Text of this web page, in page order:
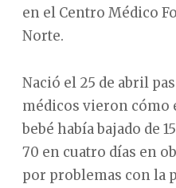
en el Centro Médico
Norte.
Nació el 25 de abril
médicos vieron cómo
bebé había bajado de
70 en cuatro días en
por problemas con la